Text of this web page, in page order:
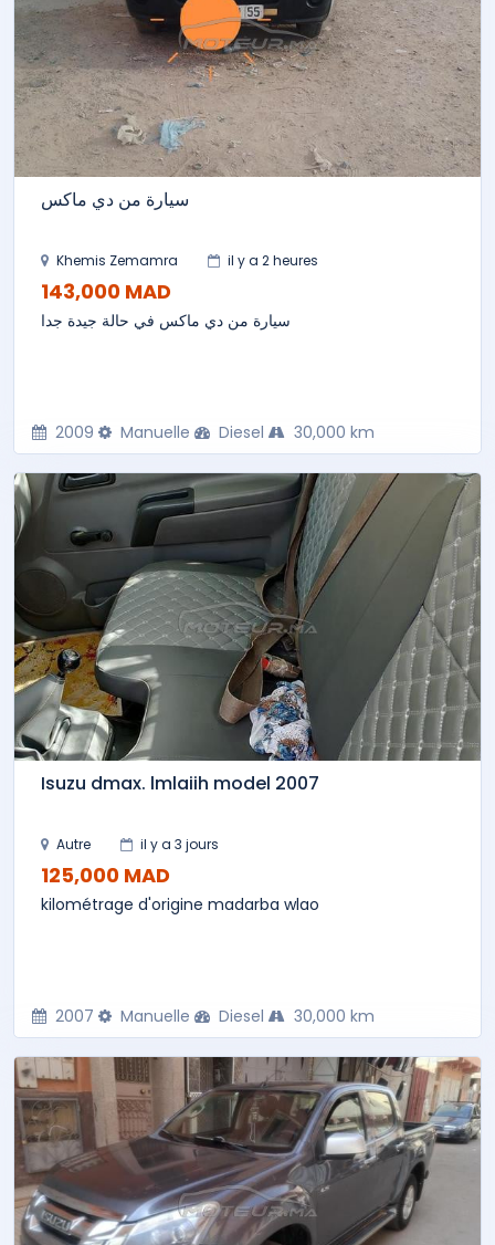
سيارة من دي ماكس
Khemis Zemamra il y a 2 heures
143,000 MAD
سيارة من دي ماكس في حالة جيدة جدا
2009 Manuelle Diesel 30,000 km
Isuzu dmax. lmlaiih model 2007
Autre il y a 3 jours
125,000 MAD
kilométrage d'origine madarba wlao
2007 Manuelle Diesel 30,000 km